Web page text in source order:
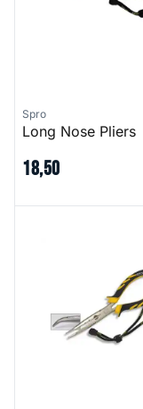
Spro
Long Nose Pliers
18,50